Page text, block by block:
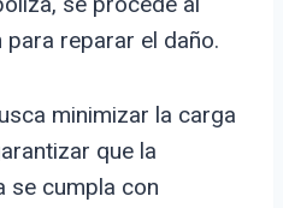
reparar el daño.
minimizar la carga
que la
se cumpla con